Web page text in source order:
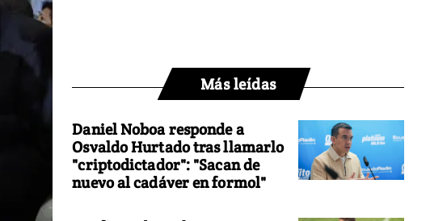
Más leídas
Daniel Noboa responde a
Osvaldo Hurtado tras llamarlo
"criptodictador": "Sacan de
nuevo al cadáver en formol"